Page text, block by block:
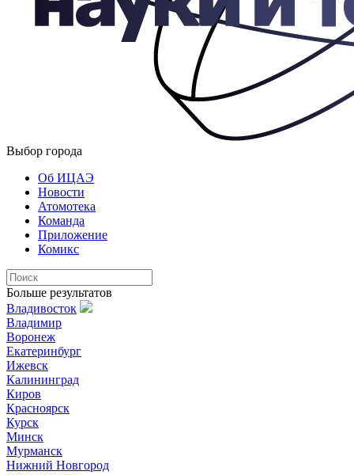
Выбор города
Об ИЦАЭ
Новости
Атомотека
Команда
Приложение
Комикс
Больше результатов
Владивосток
Владимир
Воронеж
Екатеринбург
Ижевск
Калининград
Киров
Красноярск
Курск
Минск
Мурманск
Нижний Новгород